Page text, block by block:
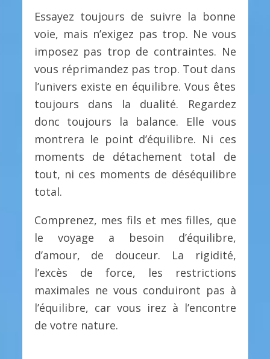
Essayez toujours de suivre la bonne
voie, mais n’exigez pas trop. Ne vous
imposez pas trop de contraintes. Ne
vous réprimandez pas trop. Tout dans
l’univers existe en équilibre. Vous êtes
toujours dans la dualité. Regardez
donc toujours la balance. Elle vous
montrera le point d’équilibre. Ni ces
moments de détachement total de
tout, ni ces moments de déséquilibre
total.
Comprenez, mes fils et mes filles, que
le voyage a besoin d’équilibre,
d’amour, de douceur. La rigidité,
l’excès de force, les restrictions
maximales ne vous conduiront pas à
l’équilibre, car vous irez à l’encontre
de votre nature.